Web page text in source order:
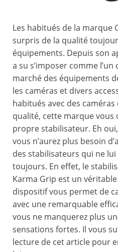
Les habitués de la marque
surpris de la qualité
équipements. Depuis son
a su s’imposer comme
marché des équipements
les caméras et divers
habitués avec des caméras
qualité, cette marque vous
propre stabilisateur. Eh
vous n’aurez plus besoin
des stabilisateurs qui ne
toujours. En effet, le
Karma Grip est un
dispositif vous permet de
avec une remarquable
vous ne manquerez plus
sensations fortes. Il vous
lecture de cet article pour